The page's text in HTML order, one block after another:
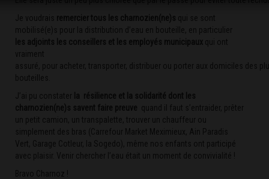
Je voudrais remercier tous les charnozien(ne)s qui se sont
mobilisé(e)s pour la distribution d’eau en bouteille, en particulier
les adjoints les conseillers et les employés municipaux qui ont
vraiment
assuré, pour acheter, transporter, distribuer ou porter aux domiciles des
bouteilles.
J’ai pu constater la résilience et la solidarité dont les
charnozien(ne)s savent faire preuve quand il faut s’entraider, prêter
un petit camion, un transpalette, trouver un chauffeur ou
simplement des bras (Carrefour Market Meximieux, Ain Paradis
Vert, Garage Cotleur, la Sogedo), même nos enfants ont participé
avec plaisir. Venir chercher l’eau était un moment de convivialité !
Bravo Charnoz !